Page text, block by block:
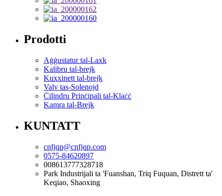
Prodotti
Aġġustatur tal-Laxk
Kalibru tal-brejk
Kuxxinett tal-brejk
Valv tas-Solenojd
Ċilindru Prinċipali tal-Klaċċ
Kamra tal-Brejk
KUNTATT
cnfjqp@cnfjqp.com
0575-84620897
008613777328718
Park Industrijali ta 'Fuanshan, Triq Fuquan, Distrett ta'
Keqiao, Shaoxing